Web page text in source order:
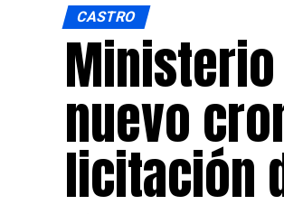
CASTRO
Ministerio
nuevo
licitación